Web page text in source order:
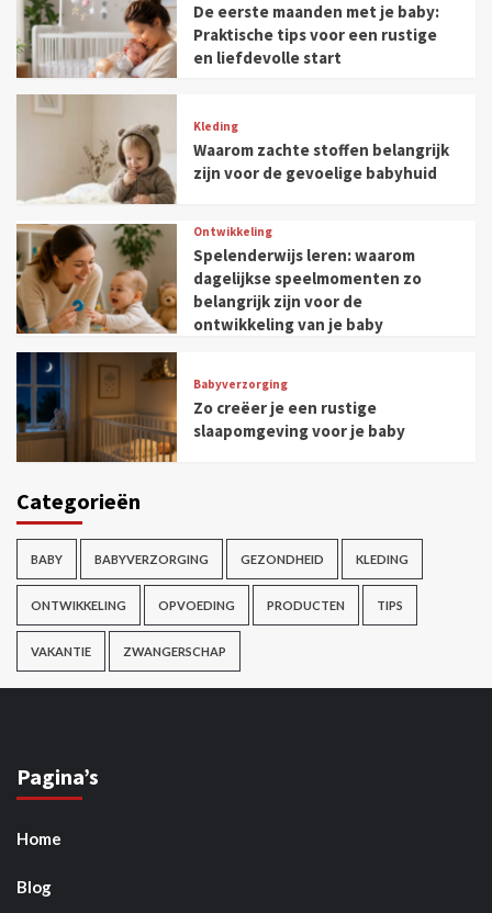
De eerste maanden met je baby:
Praktische tips voor een rustige
en liefdevolle start
Kleding
Waarom zachte stoffen belangrijk
zijn voor de gevoelige babyhuid
Ontwikkeling
Spelenderwijs leren: waarom
dagelijkse speelmomenten zo
belangrijk zijn voor de
ontwikkeling van je baby
Babyverzorging
Zo creëer je een rustige
slaapomgeving voor je baby
Categorieën
BABY BABYVERZORGING GEZONDHEID KLEDING
ONTWIKKELING OPVOEDING PRODUCTEN TIPS
VAKANTIE ZWANGERSCHAP
Pagina’s
Home
Blog